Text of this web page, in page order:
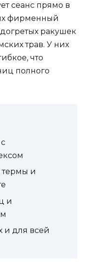
сеанс прямо в
фирменный
ракушек
трав. У них
что
полного
термы и
и
и для всей